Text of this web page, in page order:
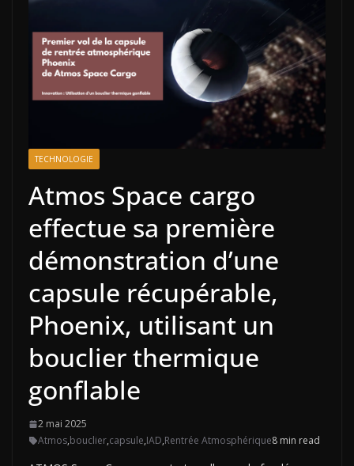
TECHNOLOGIE
Atmos Space cargo
effectue sa première
démonstration d’une
capsule récupérable,
Phoenix, utilisant un
bouclier thermique
gonflable
2 mai 2025
Atmos,bouclier,capsule,IAD,Rentrée Atmosphérique8 min read